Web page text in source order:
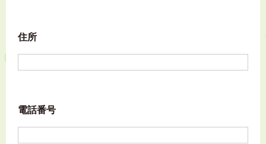
住所
電話番号